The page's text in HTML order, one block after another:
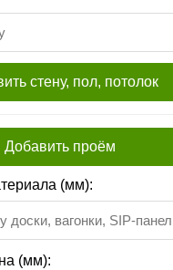
стену, пол, потолок
Добавить проём
(мм):
(мм):